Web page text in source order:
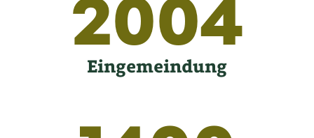
2004
Eingemeindung